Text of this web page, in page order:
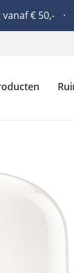
€ 50,-